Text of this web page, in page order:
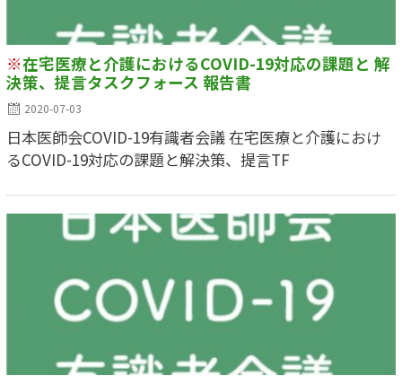
※在宅医療と介護におけるCOVID-19対応の課題と 解
決策、提言タスクフォース 報告書
2020-07-03
日本医師会COVID-19有識者会議 在宅医療と介護におけ
るCOVID-19対応の課題と解決策、提言TF